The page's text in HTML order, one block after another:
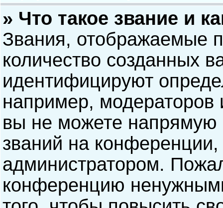
» Что такое звание и
Звания, отображаемые
количество созданных
идентифицируют
например,
вы не можете напрямую
званий на
администратором.
конференцию